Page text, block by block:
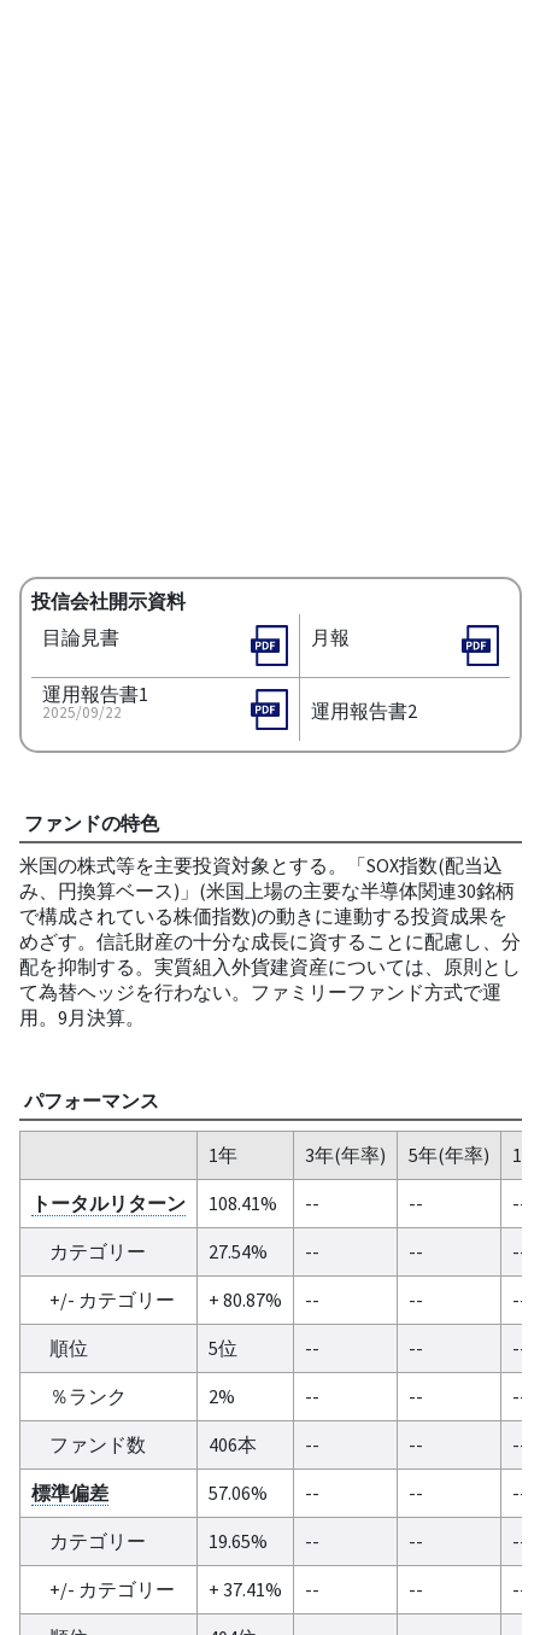
投信会社開示資料
目論見書
月報
運用報告書1
2025/09/22 運用報告書2
ファンドの特色
米国の株式等を主要投資対象とする。「SOX指数(配当込
み、円換算ベース)」(米国上場の主要な半導体関連30銘柄
で構成されている株価指数)の動きに連動する投資成果を
めざす。信託財産の十分な成長に資することに配慮し、分
配を抑制する。実質組入外貨建資産については、原則とし
て為替ヘッジを行わない。ファミリーファンド方式で運
用。9月決算。
パフォーマンス
1年 3年(年率) 5年(年率)
10
トータルリターン
108.41% -- --
--
カテゴリー
27.54% -- --
--
+/- カテゴリー
+ 80.87% -- --
--
順位
5位 -- --
--
％ランク
2% -- --
--
ファンド数
406本 -- --
--
標準偏差
57.06% -- --
--
カテゴリー
19.65% -- --
--
+/- カテゴリー
+ 37.41% -- --
--